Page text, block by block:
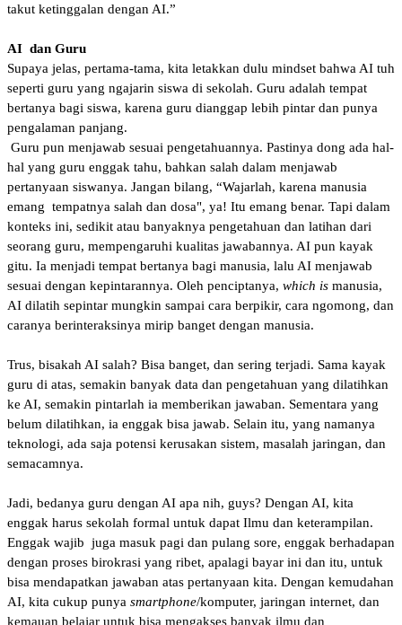
takut ketinggalan dengan AI.”
AI dan Guru
Supaya jelas, pertama-tama, kita letakkan dulu mindset bahwa AI tuh
seperti guru yang ngajarin siswa di sekolah. Guru adalah tempat
bertanya bagi siswa, karena guru dianggap lebih pintar dan punya
pengalaman panjang.
Guru pun menjawab sesuai pengetahuannya. Pastinya dong ada hal-
hal yang guru enggak tahu, bahkan salah dalam menjawab
pertanyaan siswanya. Jangan bilang, “Wajarlah, karena manusia
emang tempatnya salah dan dosa", ya! Itu emang benar. Tapi dalam
konteks ini, sedikit atau banyaknya pengetahuan dan latihan dari
seorang guru, mempengaruhi kualitas jawabannya. AI pun kayak
gitu. Ia menjadi tempat bertanya bagi manusia, lalu AI menjawab
sesuai dengan kepintarannya. Oleh penciptanya, which is manusia,
AI dilatih sepintar mungkin sampai cara berpikir, cara ngomong, dan
caranya berinteraksinya mirip banget dengan manusia.
Trus, bisakah AI salah? Bisa banget, dan sering terjadi. Sama kayak
guru di atas, semakin banyak data dan pengetahuan yang dilatihkan
ke AI, semakin pintarlah ia memberikan jawaban. Sementara yang
belum dilatihkan, ia enggak bisa jawab. Selain itu, yang namanya
teknologi, ada saja potensi kerusakan sistem, masalah jaringan, dan
semacamnya.
Jadi, bedanya guru dengan AI apa nih, guys? Dengan AI, kita
enggak harus sekolah formal untuk dapat Ilmu dan keterampilan.
Enggak wajib juga masuk pagi dan pulang sore, enggak berhadapan
dengan proses birokrasi yang ribet, apalagi bayar ini dan itu, untuk
bisa mendapatkan jawaban atas pertanyaan kita. Dengan kemudahan
AI, kita cukup punya smartphone/komputer, jaringan internet, dan
kemauan belajar untuk bisa mengakses banyak ilmu dan